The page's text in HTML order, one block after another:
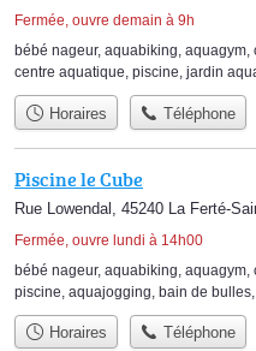
Fermée, ouvre demain à 9h
bébé nageur, aquabiking, aquagym,
centre aquatique, piscine, jardin
Horaires Téléphone
Piscine le Cube
Rue Lowendal, 45240 La Ferté-
Fermée, ouvre lundi à 14h00
bébé nageur, aquabiking aquagym
piscine aquajogging bain de bulles
Horaires Téléphone